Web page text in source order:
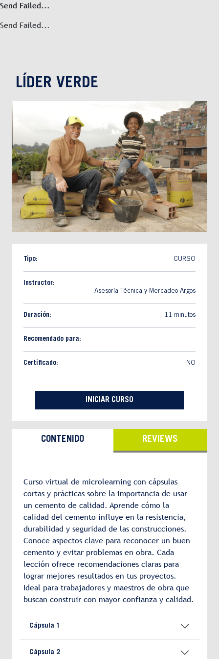
Send Failed...
Send Failed...
Send Failed...
LÍDER VERDE
Tipo: CURSO
Instructor:
Asesoría Técnica y Mercadeo Argos
Duración: 11 minutos
Recomendado para:
Certificado: NO
INICIAR CURSO
CONTENIDO REVIEWS
Curso virtual de microlearning con cápsulas
cortas y prácticas sobre la importancia de usar
un cemento de calidad. Aprende cómo la
calidad del cemento influye en la resistencia,
durabilidad y seguridad de las construcciones.
Conoce aspectos clave para reconocer un buen
cemento y evitar problemas en obra. Cada
lección ofrece recomendaciones claras para
lograr mejores resultados en tus proyectos.
Ideal para trabajadores y maestros de obra que
buscan construir con mayor confianza y calidad.
Cápsula 1
Cápsula 2